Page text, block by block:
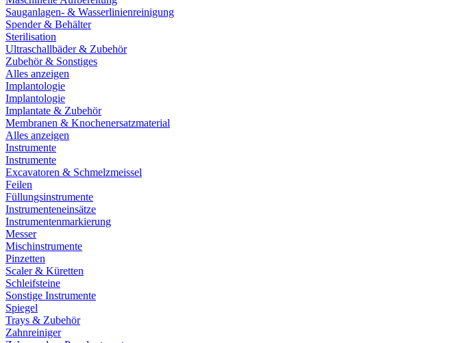
Sauganlagen- & Wasserlinienreinigung
Spender & Behälter
Sterilisation
Ultraschallbäder & Zubehör
Zubehör & Sonstiges
Alles anzeigen
Implantologie
Implantologie
Implantate & Zubehör
Membranen & Knochenersatzmaterial
Alles anzeigen
Instrumente
Instrumente
Excavatoren & Schmelzmeissel
Feilen
Füllungsinstrumente
Instrumenteneinsätze
Instrumentenmarkierung
Messer
Mischinstrumente
Pinzetten
Scaler & Küretten
Schleifsteine
Sonstige Instrumente
Spiegel
Trays & Zubehör
Zahnreiniger